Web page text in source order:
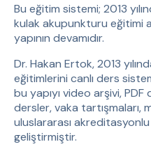
Bu eğitim sistemi; 2013
kulak akupunkturu eğitimi
yapının devamıdır.
Dr. Hakan Ertok, 2013
eğitimlerini canlı ders
bu yapıyı video arşivi, PDF
dersler, vaka tartışmaları,
uluslararası
geliştirmiştir.